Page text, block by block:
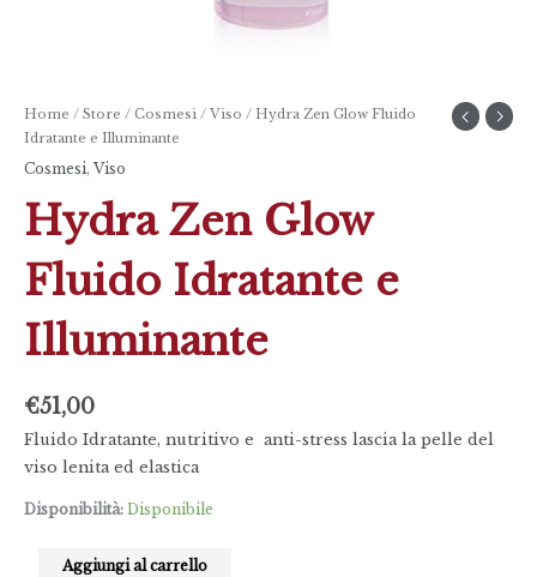
Home / Store / Cosmesi / Viso / Hydra Zen Glow Fluido
Idratante e Illuminante
Cosmesi, Viso
Hydra Zen Glow
Fluido Idratante e
Illuminante
€51,00
Fluido Idratante, nutritivo e anti-stress lascia la pelle del
viso lenita ed elastica
Disponibilità: Disponibile
Aggiungi al carrello